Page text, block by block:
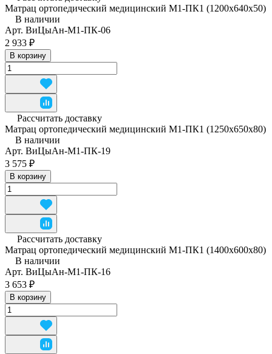
Матрац ортопедический медицинский М1-ПК1 (1200x640x50)
В наличии
Арт. ВиЦыАн-М1-ПК-06
2 933 ₽
В корзину
Рассчитать доставку
Матрац ортопедический медицинский М1-ПК1 (1250x650x80)
В наличии
Арт. ВиЦыАн-М1-ПК-19
3 575 ₽
В корзину
Рассчитать доставку
Матрац ортопедический медицинский М1-ПК1 (1400x600x80)
В наличии
Арт. ВиЦыАн-М1-ПК-16
3 653 ₽
В корзину